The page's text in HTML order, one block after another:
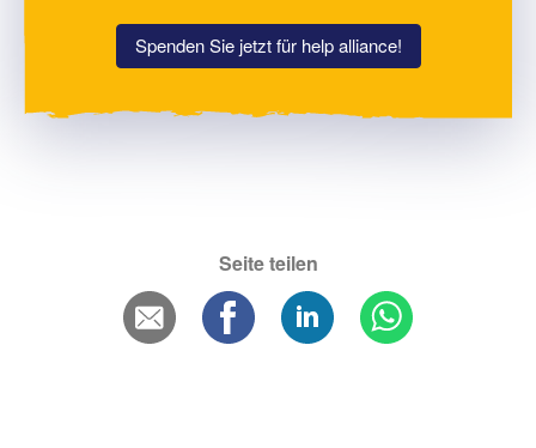
Spenden Sie jetzt für help alliance!
Seite teilen